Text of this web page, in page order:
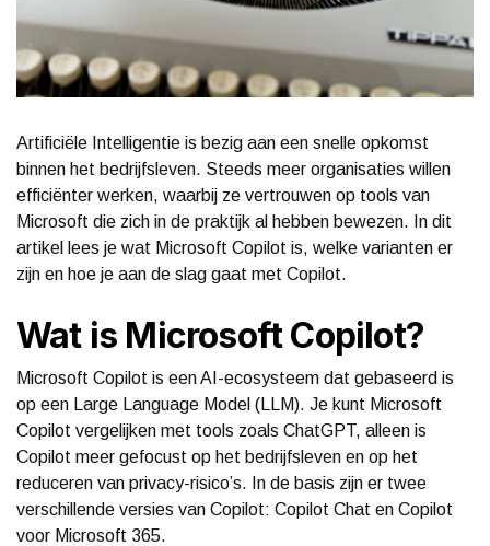
Artificiële Intelligentie is bezig aan een snelle opkomst
binnen het bedrijfsleven. Steeds meer organisaties willen
efficiënter werken, waarbij ze vertrouwen op tools van
Microsoft die zich in de praktijk al hebben bewezen. In dit
artikel lees je wat Microsoft Copilot is, welke varianten er
zijn en hoe je aan de slag gaat met Copilot.
Wat is Microsoft Copilot?
Microsoft Copilot is een AI-ecosysteem dat gebaseerd is
op een Large Language Model (LLM). Je kunt Microsoft
Copilot vergelijken met tools zoals ChatGPT, alleen is
Copilot meer gefocust op het bedrijfsleven en op het
reduceren van privacy-risico’s. In de basis zijn er twee
verschillende versies van Copilot: Copilot Chat en Copilot
voor Microsoft 365.